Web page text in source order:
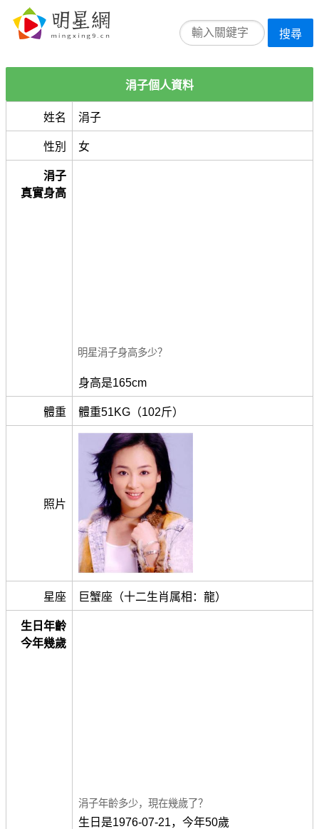
搜尋
涓子個人資料
姓名 涓子
性別 女
涓子
真實身高
明星涓子身高多少？
身高是165cm
體重 體重51KG（102斤）
照片
星座 巨蟹座（十二生肖属相：龍）
生日年齡
今年幾歲
涓子年齡多少，現在幾歲了？
生日是1976-07-21，今年50歲